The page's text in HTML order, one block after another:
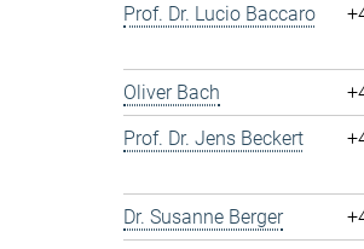
Prof. Dr. Lucio Baccaro
Oliver Bach
Prof. Dr. Jens Beckert
Dr. Susanne Berger